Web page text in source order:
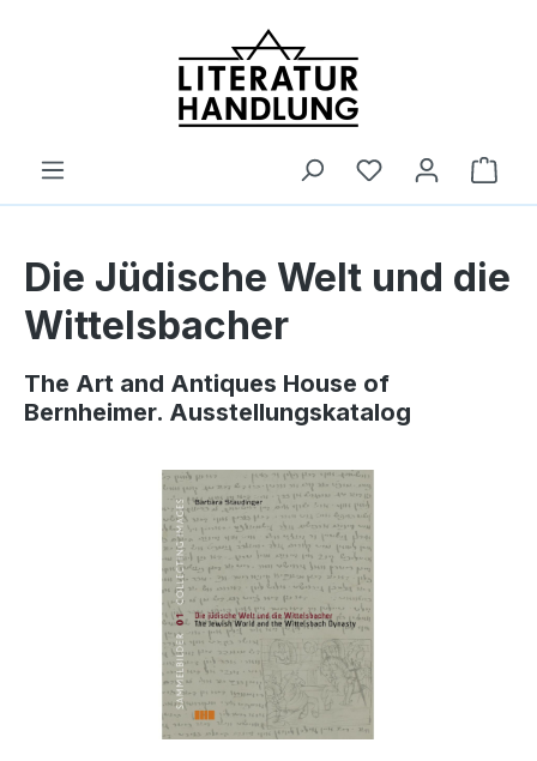
Die Jüdische Welt und die
Wittelsbacher
The Art and Antiques House of
Bernheimer. Ausstellungskatalog
Bildergalerie überspringen